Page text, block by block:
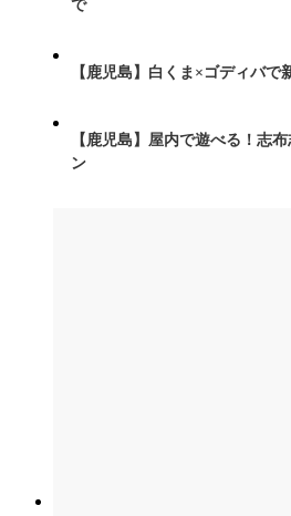
で
【鹿児島】白くま×ゴディバで
【鹿児島】屋内で遊べる！志
ン